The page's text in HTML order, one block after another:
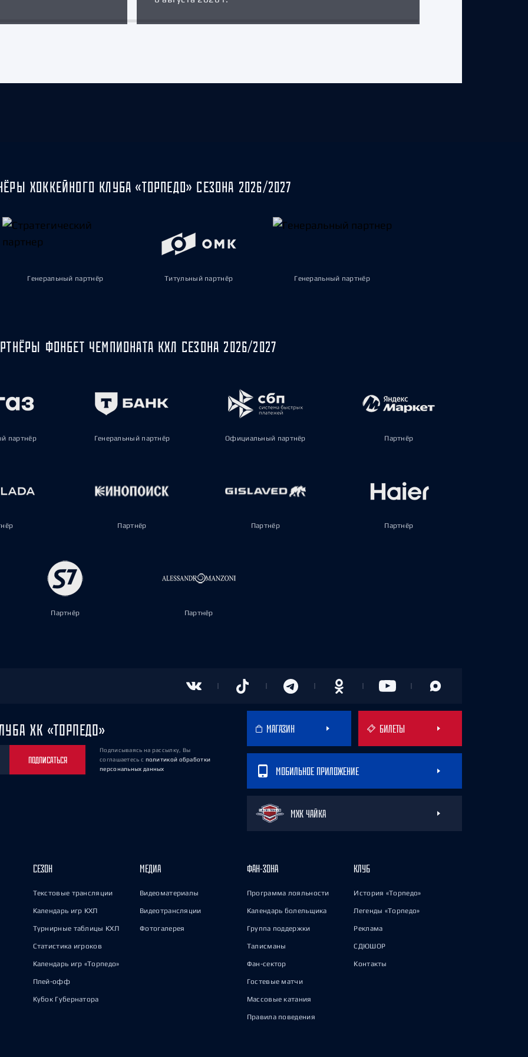
ХОККЕЙНОГО КЛУБА «ТОРПЕДО» СЕЗОНА 2026/2027
Генеральный партнёр Титульный партнёр Генеральный партнёр
ФОНБЕТ ЧЕМПИОНАТА КХЛ СЕЗОНА 2026/2027
партнёр Генеральный партнёр Официальный партнёр Партнёр
Партнёр Партнёр Партнёр
Партнёр Партнёр
ХК «ТОРПЕДО»
ПОДПИСАТЬСЯ
Подписываясь на рассылку, Вы
соглашаетесь с политикой обработки
персональных данных
МАГАЗИН БИЛЕТЫ
МОБИЛЬНОЕ ПРИЛОЖЕНИЕ
МХК ЧАЙКА
СЕЗОН
Текстовые трансляции
Календарь игр КХЛ
Турнирные таблицы КХЛ
Статистика игроков
Календарь игр «Торпедо»
Плей-офф
Кубок Губернатора
МЕДИА
Видеоматериалы
Видеотрансляции
Фотогалерея
ФАН-ЗОНА
Программа лояльности
Календарь болельщика
Группа поддержки
Талисманы
Фан-сектор
Гостевые матчи
Массовые катания
Правила поведения
КЛУБ
История «Торпедо»
Легенды «Торпедо»
Реклама
СДЮШОР
Контакты